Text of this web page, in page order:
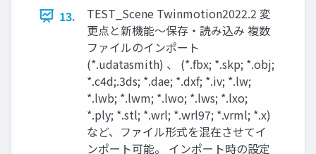
13.
TEST_Scene Twinmotion2022.2 変
更点と新機能～保存・読み込み 複数
ファイルのインポート
(*.udatasmith) 、 (*.fbx; *.skp; *.obj;
*.c4d;.3ds; *.dae; *.dxf; *.iv; *.lw;
*.lwb; *.lwm; *.lwo; *.lws; *.lxo;
*.ply; *.stl; *.wrl; *.wrl97; *.vrml; *.x)
など、ファイル形式を混在させてイ
ンポート可能。 インポート時の設定